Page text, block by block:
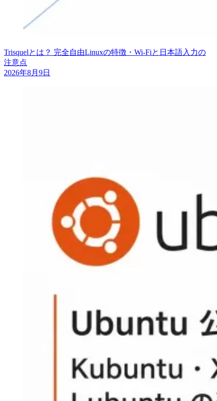
Trisquelとは？ 完全自由Linuxの特徴・Wi-Fiと日本語入力の
注意点
2026年8月9日